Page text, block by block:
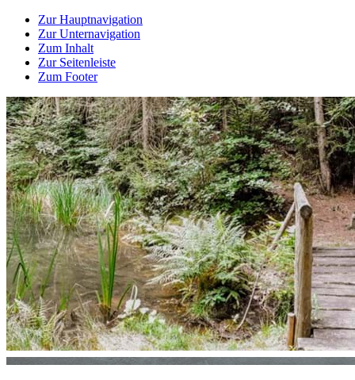
Zur Hauptnavigation
Zur Unternavigation
Zum Inhalt
Zur Seitenleiste
Zum Footer